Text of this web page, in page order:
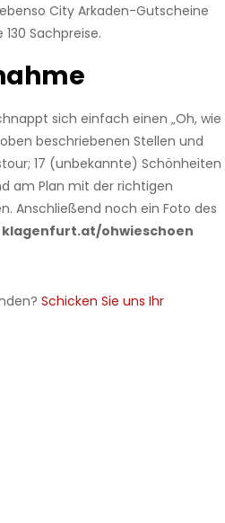
City Arkaden-Gutscheine
Sachpreise.
sich einfach einen „Oh, wie
beschriebenen Stellen und
17 (unbekannte) Schönheiten
am Plan mit der richtigen
Anschließend noch ein Foto des
klagenfurt.at/ohwieschoen
Schicken Sie uns Ihr